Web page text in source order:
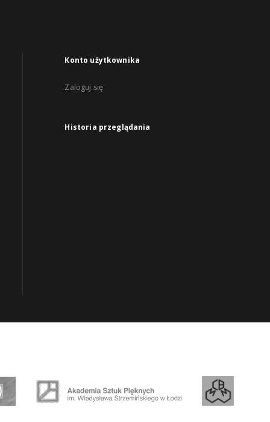
Konto użytkownika
Zaloguj się
Historia przeglądania